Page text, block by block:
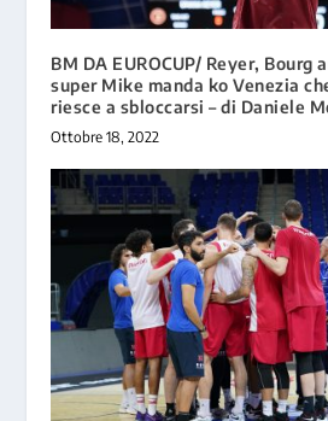
BM DA EUROCUP/ Reyer, Bourg
super Mike manda ko Venezia
riesce a sbloccarsi – di Daniele
Ottobre 18, 2022